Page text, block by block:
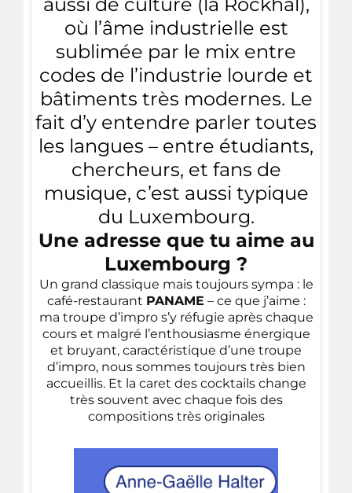
où l’âme industrielle est
sublimée par le mix entre
codes de l’industrie lourde et
bâtiments très modernes. Le
fait d’y entendre parler toutes
les langues – entre étudiants,
chercheurs, et fans de
musique, c’est aussi typique
du Luxembourg.
Une adresse que tu aime au
Luxembourg ?
Un grand classique mais toujours sympa : le
café-restaurant PANAME – ce que j’aime :
ma troupe d’impro s’y réfugie après chaque
cours et malgré l’enthousiasme énergique
et bruyant, caractéristique d’une troupe
d’impro, nous sommes toujours très bien
accueillis. Et la caret des cocktails change
très souvent avec chaque fois des
compositions très originales